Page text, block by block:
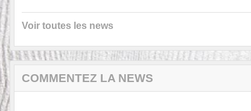
Voir toutes les news
COMMENTEZ LA NEWS